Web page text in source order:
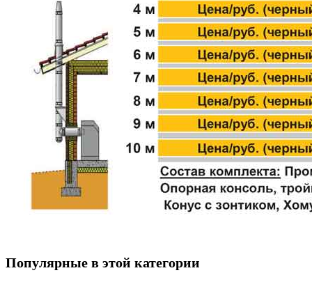
Популярные в этой категории